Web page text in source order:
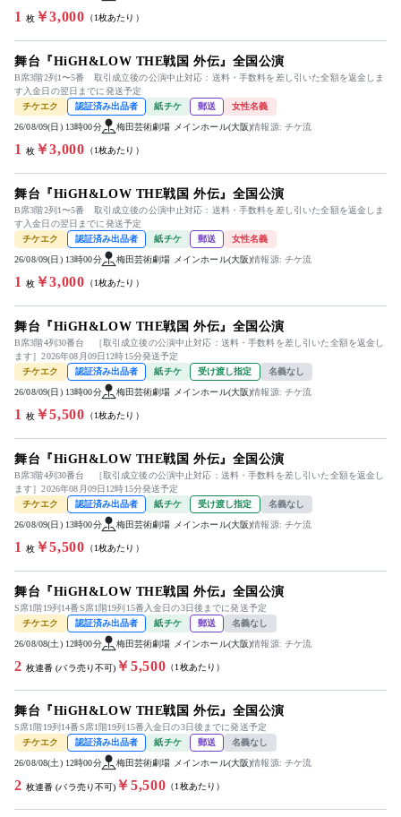
1 枚￥3,000 （1枚あたり）
舞台『HiGH&LOW THE戦国 外伝』全国公演
B席3階2列1〜5番 取引成立後の公演中止対応：送料・手数料を差し引いた全額を返金しま
す入金日の翌日までに発送予定
チケエク
認証済み出品者 紙チケ 郵送 女性名義
26/08/09(日) 13時00分 梅田芸術劇場 メインホール(大阪)情報源: チケ流
1 枚￥3,000 （1枚あたり）
舞台『HiGH&LOW THE戦国 外伝』全国公演
B席3階2列1〜5番 取引成立後の公演中止対応：送料・手数料を差し引いた全額を返金しま
す入金日の翌日までに発送予定
チケエク
認証済み出品者 紙チケ 郵送 女性名義
26/08/09(日) 13時00分 梅田芸術劇場 メインホール(大阪)情報源: チケ流
1 枚￥3,000 （1枚あたり）
舞台『HiGH&LOW THE戦国 外伝』全国公演
B席3階4列30番台 ［取引成立後の公演中止対応：送料・手数料を差し引いた全額を返金し
ます］2026年08月09日12時15分発送予定
チケエク
認証済み出品者 紙チケ 受け渡し指定 名義なし
26/08/09(日) 13時00分 梅田芸術劇場 メインホール(大阪)情報源: チケ流
1 枚￥5,500 （1枚あたり）
舞台『HiGH&LOW THE戦国 外伝』全国公演
B席3階4列30番台 ［取引成立後の公演中止対応：送料・手数料を差し引いた全額を返金し
ます］2026年08月09日12時15分発送予定
チケエク
認証済み出品者 紙チケ 受け渡し指定 名義なし
26/08/09(日) 13時00分 梅田芸術劇場 メインホール(大阪)情報源: チケ流
1 枚￥5,500 （1枚あたり）
舞台『HiGH&LOW THE戦国 外伝』全国公演
S席1階19列14番S席1階19列15番入金日の3日後までに発送予定
チケエク
認証済み出品者 紙チケ 郵送 名義なし
26/08/08(土) 12時00分 梅田芸術劇場 メインホール(大阪)情報源: チケ流
2 枚連番 (バラ売り不可) ￥5,500 （1枚あたり）
舞台『HiGH&LOW THE戦国 外伝』全国公演
S席1階19列14番S席1階19列15番入金日の3日後までに発送予定
チケエク
認証済み出品者 紙チケ 郵送 名義なし
26/08/08(土) 12時00分 梅田芸術劇場 メインホール(大阪)情報源: チケ流
2 枚連番 (バラ売り不可) ￥5,500 （1枚あたり）